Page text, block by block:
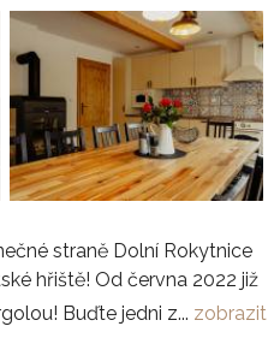
straně Dolní Rokytnice
hřiště! Od června 2022 již
Buďte jedni z... zobrazit